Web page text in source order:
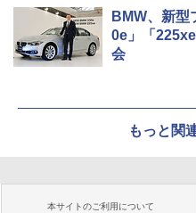
BMW、新型
0e」「
会
もっと関
本サイトのご利用について